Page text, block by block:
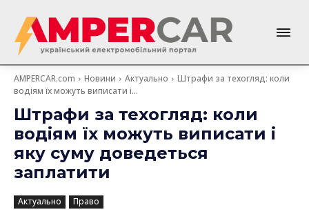
AMPERCAR.com Новини Актуально
Штрафи за техогляд: коли
водіям їх можуть виписати і...
Штрафи за техогляд: коли
водіям їх можуть виписати і
яку суму доведеться
заплатити
Актуально Право